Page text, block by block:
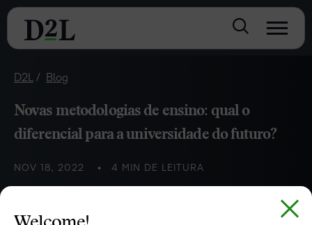
D2L Blog
Novas metodologias de ensino: qual o
diferencial para a universidade do futuro?
NOV 18, 2022 4 MIN DE LEITURA
Entenda como as novas metodologias de ensino tornam a